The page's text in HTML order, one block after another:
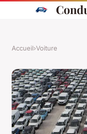
Accueil›Voiture